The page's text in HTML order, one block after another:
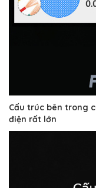
Cấu trúc bên trong
điện rất lớn